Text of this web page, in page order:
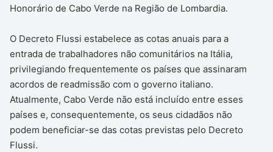
Honorário de Cabo Verde na Região de Lombardia.
O Decreto Flussi estabelece as cotas anuais para a
entrada de trabalhadores não comunitários na Itália,
privilegiando frequentemente os países que assinaram
acordos de readmissão com o governo italiano.
Atualmente, Cabo Verde não está incluído entre esses
países e, consequentemente, os seus cidadãos não
podem beneficiar-se das cotas previstas pelo Decreto
Flussi.